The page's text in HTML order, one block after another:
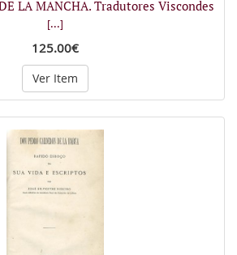
LA MANCHA. Tradutores Viscondes
[...]
125.00€
Ver Item